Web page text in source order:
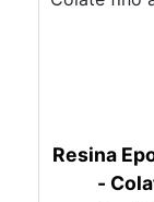
Resina
-